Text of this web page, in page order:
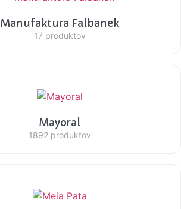
Manufaktura Falbanek
17 produktov
Mayoral
1892 produktov